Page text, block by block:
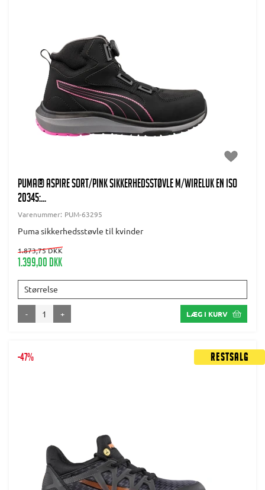
PUMA® Aspire Sort/pink Sikkerhedsstøvle m/wireluk EN ISO
20345:...
Varenummer: PUM-63295
Puma sikkerhedsstøvle til kvinder
1.873,75 DKK
1.399,00 DKK
Størrelse
- + LÆG I KURV
Restsalg
-47%